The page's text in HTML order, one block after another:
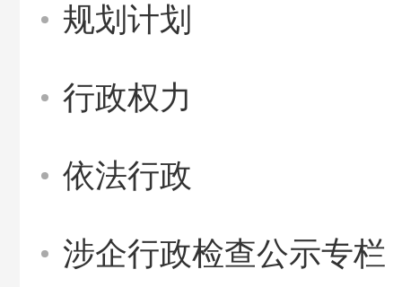
规划计划
行政权力
依法行政
涉企行政检查公示专栏